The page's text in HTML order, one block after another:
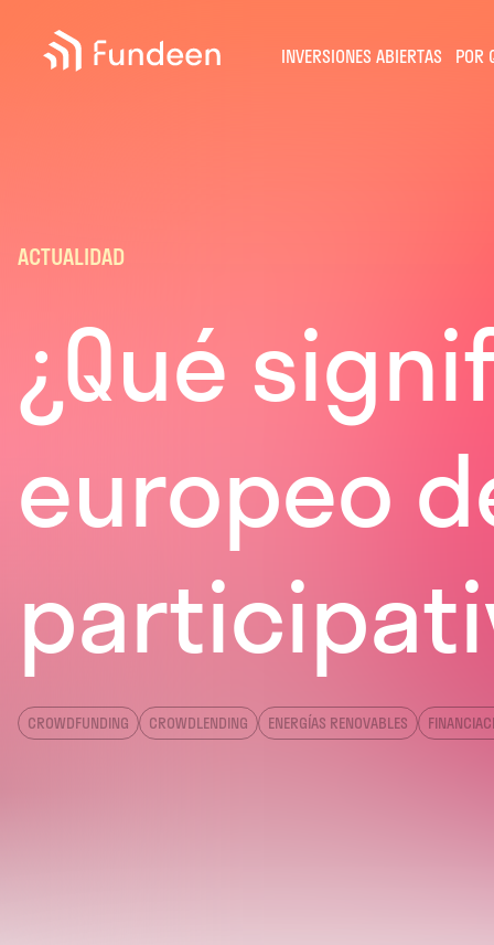
Fundeen
INVERSIONES ABIERTAS
POR
ACTUALIDAD
¿Qué
europeo
CROWDFUNDING CROWDLENDING ENERGÍAS RENOVABLES